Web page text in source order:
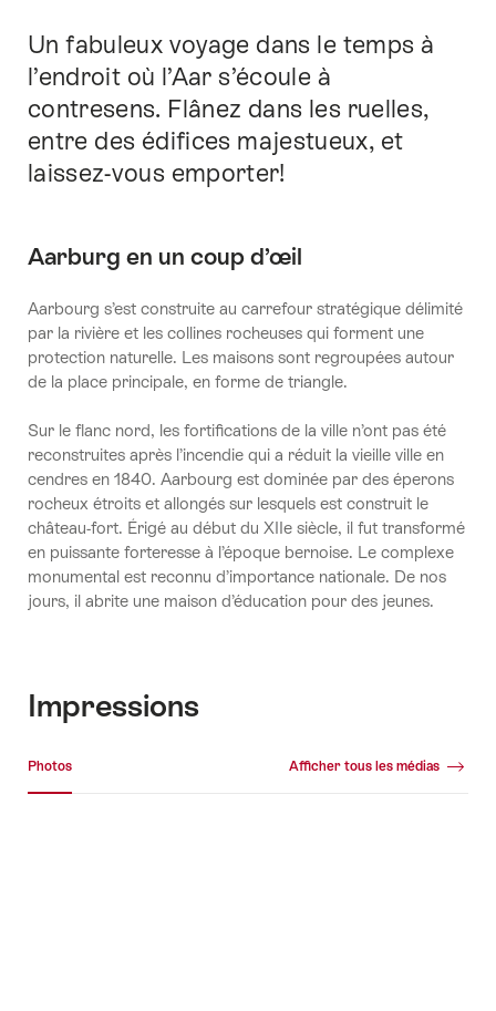
directement
points
forts
sur
page.
Introduction
Un fabuleux voyage dans le temps à
l’endroit où l’Aar s’écoule à
contresens. Flânez dans les ruelles,
entre des édifices majestueux, et
laissez-vous emporter!
Aarburg en un coup d’œil
Aarbourg s’est construite au carrefour stratégique délimité
par la rivière et les collines rocheuses qui forment une
protection naturelle. Les maisons sont regroupées autour
de la place principale, en forme de triangle.
Sur le flanc nord, les fortifications de la ville n’ont pas été
reconstruites après l’incendie qui a réduit la vieille ville en
cendres en 1840. Aarbourg est dominée par des éperons
rocheux étroits et allongés sur lesquels est construit le
château-fort. Érigé au début du XIIe siècle, il fut transformé
en puissante forteresse à l’époque bernoise. Le complexe
monumental est reconnu d’importance nationale. De nos
jours, il abrite une maison d’éducation pour des jeunes.
Impressions
Photos Afficher tous les médias